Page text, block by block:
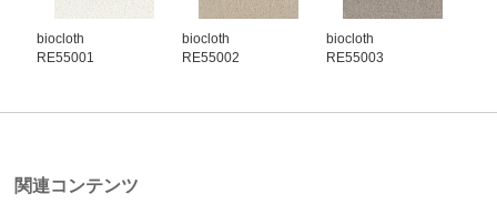
biocloth
RE55001
biocloth
RE55002
biocloth
RE55003
関連コンテンツ